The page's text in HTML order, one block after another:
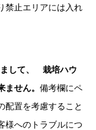
禁止エリアには入れ
して、 栽培ハウ
せん。 備考欄にペ
配置を考慮すること
様へのトラブルにつ